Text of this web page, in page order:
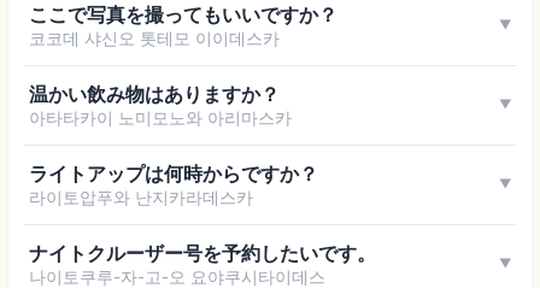
ここで写真を撮ってもいいですか？
코코데 샤신오 톳테모 이이데스카
▼
温かい飲み物はありますか？
아타타카이 노미모노와 아리마스카
▼
ライトアップは何時からですか？
라이토압푸와 난지카라데스카
▼
ナイトクルーザー号を予約したいです。
나이토쿠루-자-고-오 요야쿠시타이데스
▼